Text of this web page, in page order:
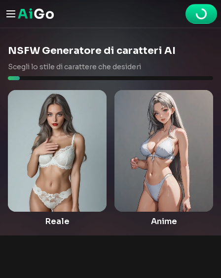
NSFW Generatore di caratteri AI
Scegli lo stile di carattere che desideri
Reale Anime